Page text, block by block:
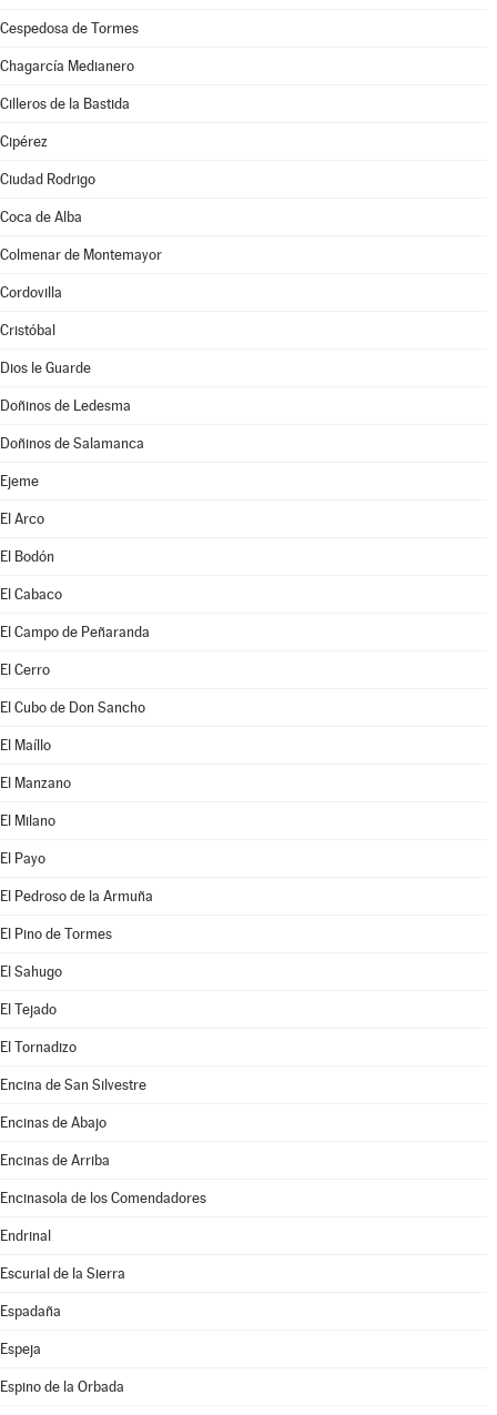
Cespedosa de Tormes
Chagarcía Medianero
Cilleros de la Bastida
Cipérez
Ciudad Rodrigo
Coca de Alba
Colmenar de Montemayor
Cordovilla
Cristóbal
Dios le Guarde
Doñinos de Ledesma
Doñinos de Salamanca
Ejeme
El Arco
El Bodón
El Cabaco
El Campo de Peñaranda
El Cerro
El Cubo de Don Sancho
El Maíllo
El Manzano
El Milano
El Payo
El Pedroso de la Armuña
El Pino de Tormes
El Sahugo
El Tejado
El Tornadizo
Encina de San Silvestre
Encinas de Abajo
Encinas de Arriba
Encinasola de los Comendadores
Endrinal
Escurial de la Sierra
Espadaña
Espeja
Espino de la Orbada